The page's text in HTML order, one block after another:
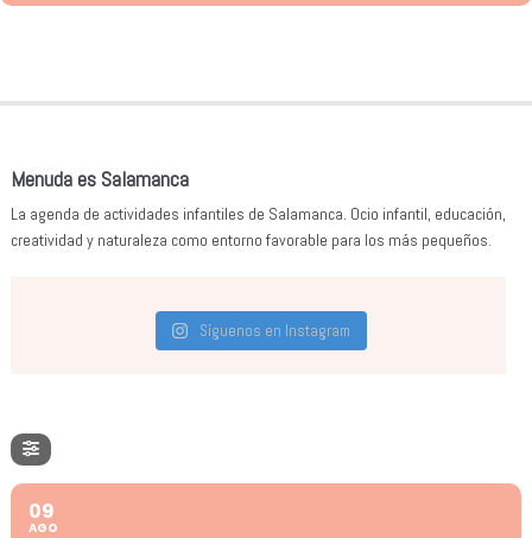
Menuda es Salamanca
La agenda de actividades infantiles de Salamanca. Ocio infantil, educación,
creatividad y naturaleza como entorno favorable para los más pequeños.
Síguenos en Instagram
09
AGO